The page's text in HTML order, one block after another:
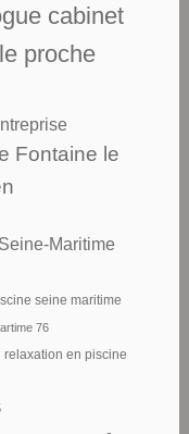
cabinet
proche
Fontaine le
Maritime
seine maritime
76
relaxation en piscine